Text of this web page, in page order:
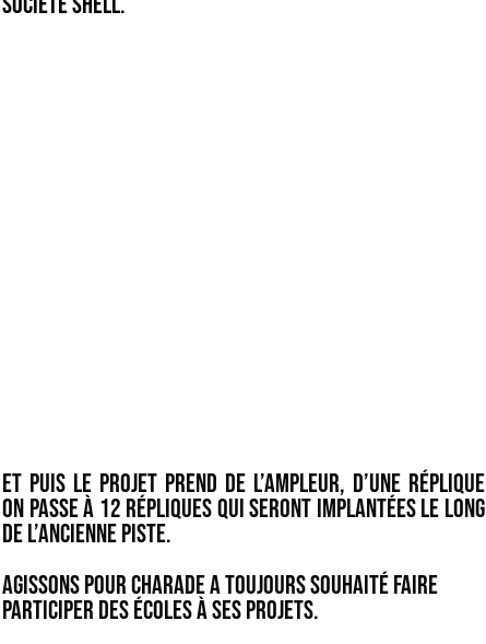
Et puis le projet prend de l’ampleur, d’une réplique
on passe à 12 répliques qui seront implantées le long
de l’ancienne piste.
Agissons pour CHARADE a toujours souhaité faire
participer des écoles à ses projets.